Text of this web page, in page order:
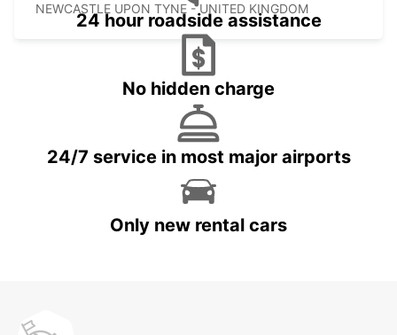
NEWCASTLE UPON TYNE - UNITED KINGDOM
24 hour roadside assistance
No hidden charge
24/7 service in most major airports
Only new rental cars